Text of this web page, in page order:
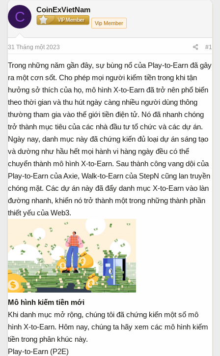
e
a
r
r
b
ắ
u
C CoinExVietNam
Vip Member
31 Tháng một 2023 #1
Trong những năm gần đây, sự bùng nổ của Play-to-Earn đã gây
ra một cơn sốt. Cho phép mọi người kiếm tiền trong khi tận
hưởng sở thích của họ, mô hình X-to-Earn đã trở nên phổ biến
theo thời gian và thu hút ngày càng nhiều người dùng thông
thường tham gia vào thế giới tiền điện tử. Nó đã nhanh chóng
trở thành mục tiêu của các nhà đầu tư tổ chức và các dự án.
Ngày nay, danh mục này đã chứng kiến đủ loại dự án sáng tạo
và dường như hầu hết mọi hành vi hàng ngày đều có thể
chuyển thành mô hình X-to-Earn. Sau thành công vang dội của
Play-to-Earn của Axie, Walk-to-Earn của StepN cũng lan truyền
chóng mặt. Các dự án này đã đẩy danh mục X-to-Earn vào làn
đường nhanh, khiến nó trở thành một trong những thành phần
thiết yếu của Web3.
Mô hình kiếm tiền mới
Khi danh mục mở rộng, chúng tôi đã chứng kiến một số mô
hình X-to-Earn. Hôm nay, chúng ta hãy xem các mô hình kiếm
tiền trong phân khúc này.
Play-to-Earn (P2E)